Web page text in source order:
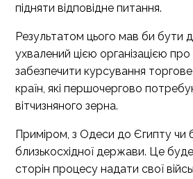
підняти відповідне питання.
Результатом цього мав би бути
ухвалений цією організацією
забезпечити курсування
країн, які першочергово
вітчизняного зерна.
Приміром, з Одеси до Єгипту чи
близькосхідної держави. Це
сторін процесу надати свої